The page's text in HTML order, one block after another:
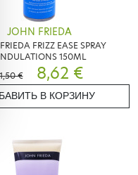
JOHN FRIEDA
FRIZZ EASE SPRAY
150ML
€
8,62 €
В КОРЗИНУ